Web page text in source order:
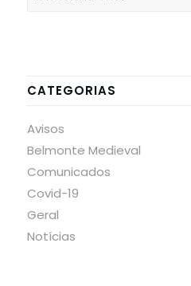
CATEGORIAS
Avisos
Belmonte Medieval
Comunicados
Covid-19
Geral
Notícias